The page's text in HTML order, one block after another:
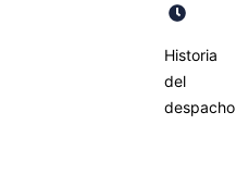
Historia
del
despacho